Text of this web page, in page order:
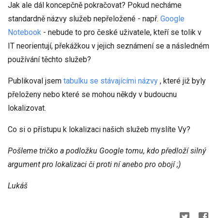
Jak ale dál koncepčně pokračovat? Pokud necháme
standardně názvy služeb nepřeložené - např. Google
Notebook - nebude to pro české uživatele, kteří se tolik v
IT neorientují, překážkou v jejich seznámení se a následném
používání těchto služeb?
Publikoval jsem tabulku se stávajícími názvy , které již byly
přeloženy nebo které se mohou někdy v budoucnu
lokalizovat.
Co si o přístupu k lokalizaci našich služeb myslíte Vy?
Pošleme tričko a podložku Google tomu, kdo předloží silný
argument pro lokalizaci či proti ní anebo pro obojí ;)
Lukáš